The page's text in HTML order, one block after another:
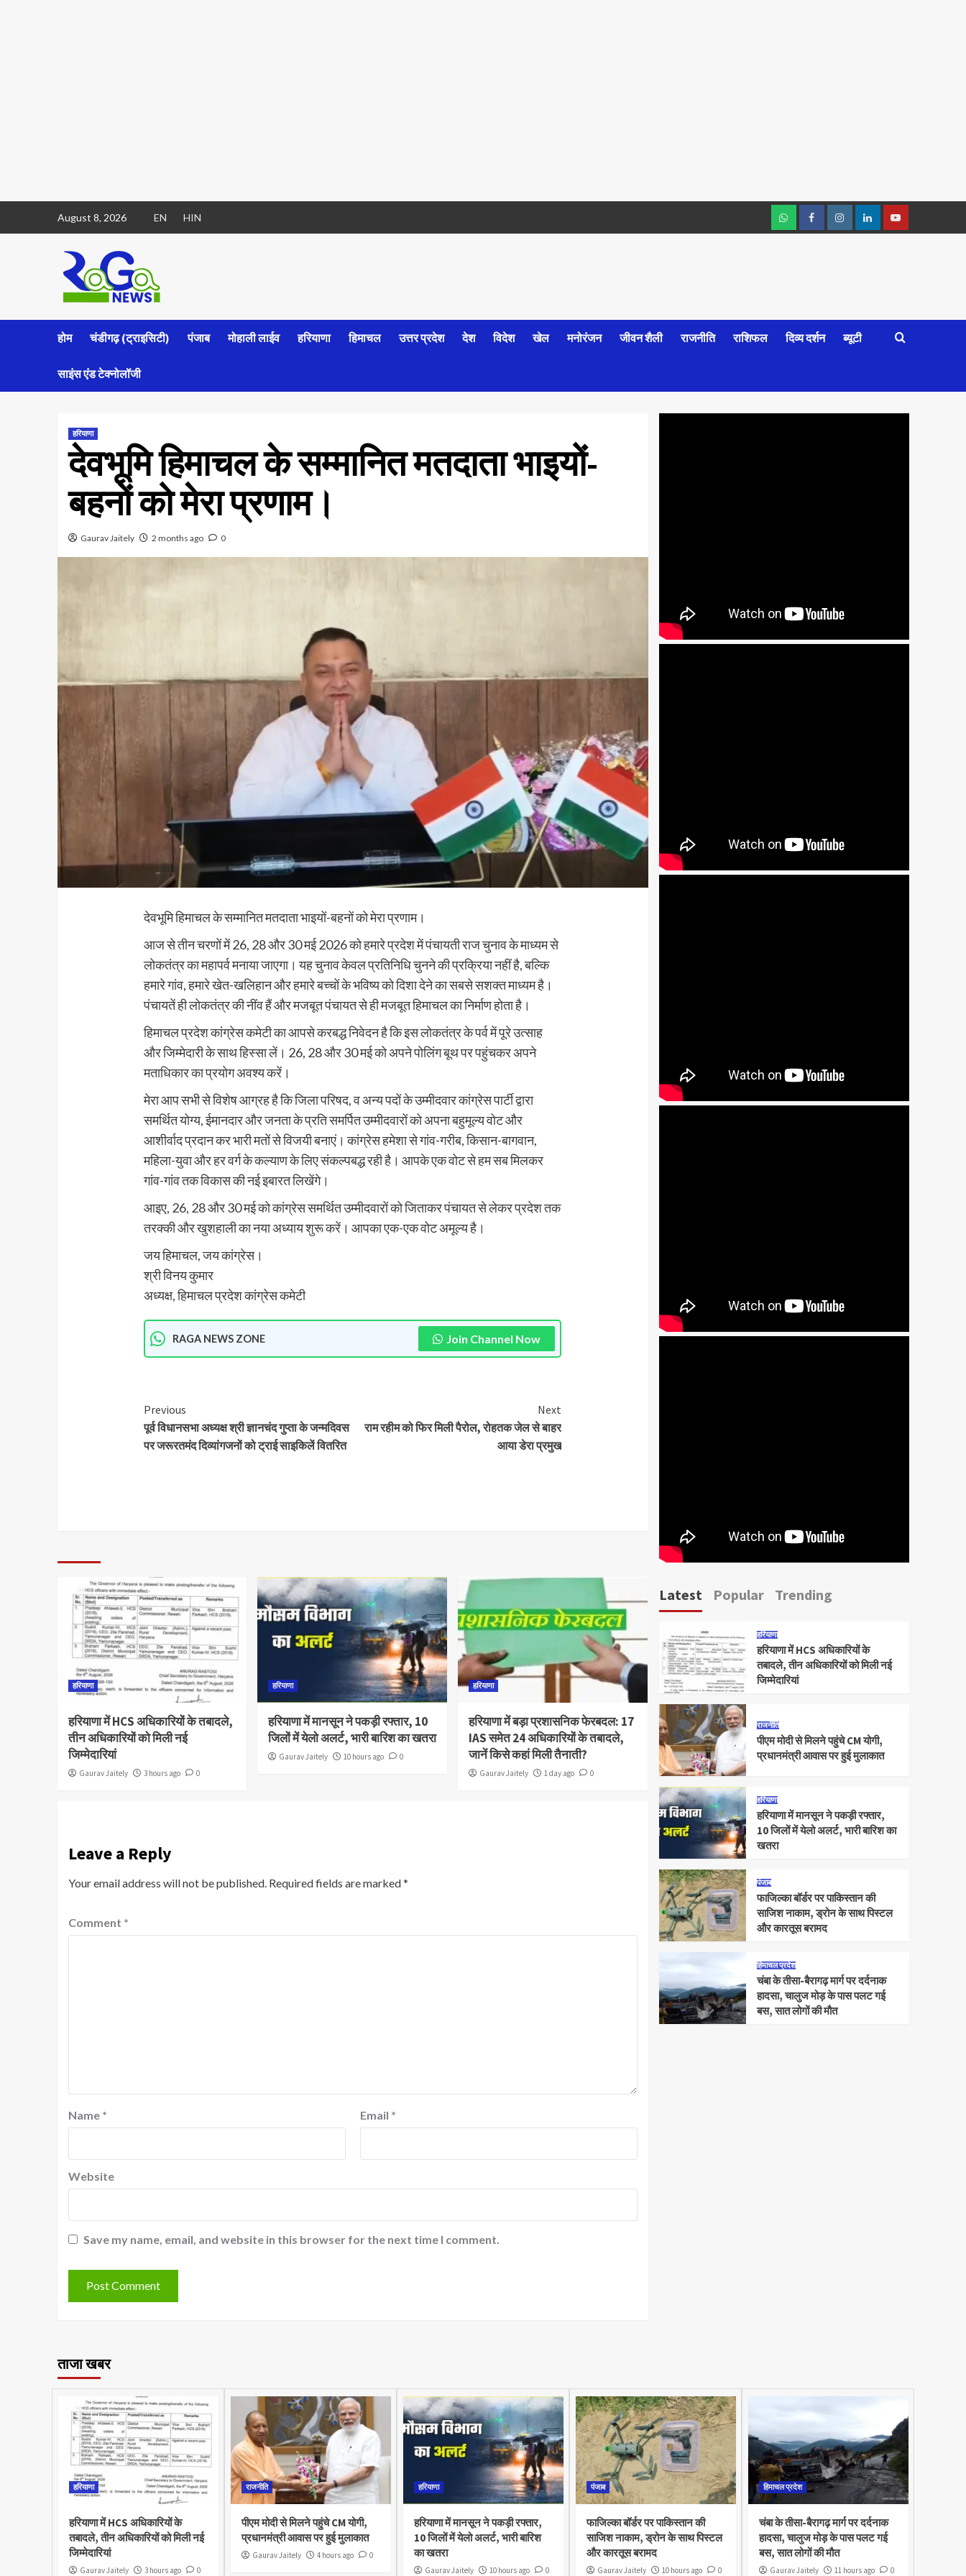
August 8, 2026 EN HIN
होम चंडीगढ़ (ट्राइसिटी) पंजाब मोहाली लाईव हरियाणा हिमाचल उत्तर प्रदेश देश विदेश खेल मनोरंजन जीवन शैली राजनीति राशिफल दिव्य दर्शन ब्यूटी
साइंस एंड टेक्नोलॉजी
हरियाणा
देवभूमि हिमाचल के सम्मानित मतदाता भाइयों-
बहनों को मेरा प्रणाम।
Gaurav Jaitely 2 months ago 0
देवभूमि हिमाचल के सम्मानित मतदाता भाइयों-बहनों को मेरा प्रणाम।
आज से तीन चरणों में 26, 28 और 30 मई 2026 को हमारे प्रदेश में पंचायती राज चुनाव के माध्यम से
लोकतंत्र का महापर्व मनाया जाएगा। यह चुनाव केवल प्रतिनिधि चुनने की प्रक्रिया नहीं है, बल्कि
हमारे गांव, हमारे खेत-खलिहान और हमारे बच्चों के भविष्य को दिशा देने का सबसे सशक्त माध्यम है।
पंचायतें ही लोकतंत्र की नींव हैं और मजबूत पंचायत से ही मजबूत हिमाचल का निर्माण होता है।
हिमाचल प्रदेश कांग्रेस कमेटी का आपसे करबद्ध निवेदन है कि इस लोकतंत्र के पर्व में पूरे उत्साह
और जिम्मेदारी के साथ हिस्सा लें। 26, 28 और 30 मई को अपने पोलिंग बूथ पर पहुंचकर अपने
मताधिकार का प्रयोग अवश्य करें।
मेरा आप सभी से विशेष आग्रह है कि जिला परिषद, व अन्य पदों के उम्मीदवार कांग्रेस पार्टी द्वारा
समर्थित योग्य, ईमानदार और जनता के प्रति समर्पित उम्मीदवारों को अपना बहुमूल्य वोट और
आशीर्वाद प्रदान कर भारी मतों से विजयी बनाएं। कांग्रेस हमेशा से गांव-गरीब, किसान-बागवान,
महिला-युवा और हर वर्ग के कल्याण के लिए संकल्पबद्ध रही है। आपके एक वोट से हम सब मिलकर
गांव-गांव तक विकास की नई इबारत लिखेंगे।
आइए, 26, 28 और 30 मई को कांग्रेस समर्थित उम्मीदवारों को जिताकर पंचायत से लेकर प्रदेश तक
तरक्की और खुशहाली का नया अध्याय शुरू करें। आपका एक-एक वोट अमूल्य है।
जय हिमाचल, जय कांग्रेस।
श्री विनय कुमार
अध्यक्ष, हिमाचल प्रदेश कांग्रेस कमेटी
RAGA NEWS ZONE Join Channel Now
Previous
पूर्व विधानसभा अध्यक्ष श्री ज्ञानचंद गुप्ता के जन्मदिवस
पर जरूरतमंद दिव्यांगजनों को ट्राई साइकिलें वितरित
Next
राम रहीम को फिर मिली पैरोल, रोहतक जेल से बाहर
आया डेरा प्रमुख
हरियाणा
हरियाणा में HCS अधिकारियों के तबादले,
तीन अधिकारियों को मिली नई
जिम्मेदारियां
Gaurav Jaitely 3 hours ago 0
हरियाणा
हरियाणा में मानसून ने पकड़ी रफ्तार, 10
जिलों में येलो अलर्ट, भारी बारिश का खतरा
Gaurav Jaitely 10 hours ago 0
हरियाणा
हरियाणा में बड़ा प्रशासनिक फेरबदल: 17
IAS समेत 24 अधिकारियों के तबादले,
जानें किसे कहां मिली तैनाती?
Gaurav Jaitely 1 day ago 0
Leave a Reply
Your email address will not be published. Required fields are marked*
Comment *
Name * Email *
Website
Save my name, email, and website in this browser for the next time I comment.
Latest Popular Trending
हरियाणा
हरियाणा में HCS अधिकारियों के
तबादले, तीन अधिकारियों को मिली नई
जिम्मेदारियां
राजनीति
पीएम मोदी से मिलने पहुंचे CM योगी,
प्रधानमंत्री आवास पर हुई मुलाकात
हरियाणा
हरियाणा में मानसून ने पकड़ी रफ्तार,
10 जिलों में येलो अलर्ट, भारी बारिश का
खतरा
पंजाब
फाजिल्का बॉर्डर पर पाकिस्तान की
साजिश नाकाम, ड्रोन के साथ पिस्टल
और कारतूस बरामद
हिमाचल प्रदेश
चंबा के तीसा-बैरागढ़ मार्ग पर दर्दनाक
हादसा, चालुज मोड़ के पास पलट गई
बस, सात लोगों की मौत
ताजा खबर
हरियाणा
हरियाणा में HCS अधिकारियों के
तबादले, तीन अधिकारियों को मिली नई
जिम्मेदारियां
Gaurav Jaitely 3 hours ago 0
राजनीति
पीएम मोदी से मिलने पहुंचे CM योगी,
प्रधानमंत्री आवास पर हुई मुलाकात
Gaurav Jaitely 4 hours ago 0
हरियाणा
हरियाणा में मानसून ने पकड़ी रफ्तार,
10 जिलों में येलो अलर्ट, भारी बारिश
का खतरा
Gaurav Jaitely 10 hours ago 0
पंजाब
फाजिल्का बॉर्डर पर पाकिस्तान की
साजिश नाकाम, ड्रोन के साथ पिस्टल
और कारतूस बरामद
Gaurav Jaitely 10 hours ago 0
हिमाचल प्रदेश
चंबा के तीसा-बैरागढ़ मार्ग पर दर्दनाक
हादसा, चालुज मोड़ के पास पलट गई
बस, सात लोगों की मौत
Gaurav Jaitely 11 hours ago 0